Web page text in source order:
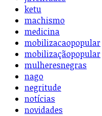
ketu
machismo
medicina
mobilizacaopopular
mobilizaçãopopular
mulheresnegras
nago
negritude
notícias
novidades